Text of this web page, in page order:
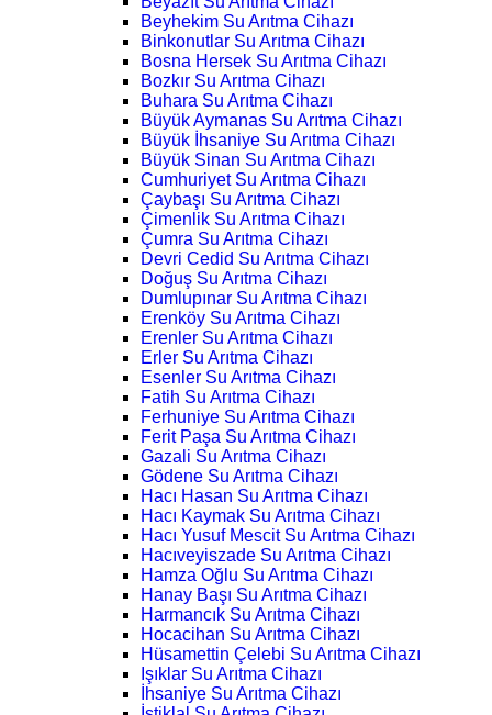
Beyhekim Su Arıtma Cihazı
Binkonutlar Su Arıtma Cihazı
Bosna Hersek Su Arıtma Cihazı
Bozkır Su Arıtma Cihazı
Buhara Su Arıtma Cihazı
Büyük Aymanas Su Arıtma Cihazı
Büyük İhsaniye Su Arıtma Cihazı
Büyük Sinan Su Arıtma Cihazı
Cumhuriyet Su Arıtma Cihazı
Çaybaşı Su Arıtma Cihazı
Çimenlik Su Arıtma Cihazı
Çumra Su Arıtma Cihazı
Devri Cedid Su Arıtma Cihazı
Doğuş Su Arıtma Cihazı
Dumlupınar Su Arıtma Cihazı
Erenköy Su Arıtma Cihazı
Erenler Su Arıtma Cihazı
Erler Su Arıtma Cihazı
Esenler Su Arıtma Cihazı
Fatih Su Arıtma Cihazı
Ferhuniye Su Arıtma Cihazı
Ferit Paşa Su Arıtma Cihazı
Gazali Su Arıtma Cihazı
Gödene Su Arıtma Cihazı
Hacı Hasan Su Arıtma Cihazı
Hacı Kaymak Su Arıtma Cihazı
Hacı Yusuf Mescit Su Arıtma Cihazı
Hacıveyiszade Su Arıtma Cihazı
Hamza Oğlu Su Arıtma Cihazı
Hanay Başı Su Arıtma Cihazı
Harmancık Su Arıtma Cihazı
Hocacihan Su Arıtma Cihazı
Hüsamettin Çelebi Su Arıtma Cihazı
Işıklar Su Arıtma Cihazı
İhsaniye Su Arıtma Cihazı